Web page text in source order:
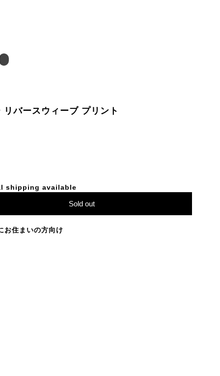
バースウィーブ プリント
shipping available
Sold out
お住まいの方向け